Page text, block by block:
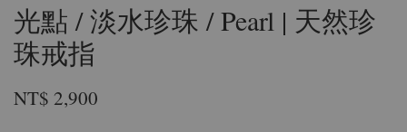
光點 / 淡水珍珠 / Pearl | 天然珍
珠戒指
NT$ 2,900